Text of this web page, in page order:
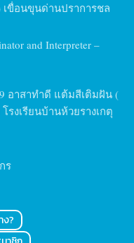
เขื่อนขุนด่านปราการชล
and Interpreter –
อาสาทำดี แต้มสีเติมฝัน (
งเรียนบ้านห้วยรางเกตุ
ร
ง?